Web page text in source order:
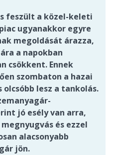
feszült a közel-keleti
ugyanakkor egyre
megoldását árazza,
a napokban
csökkent. Ennek
szombaton a hazai
lesz a tankolás.
jó esély van arra,
és ezzel
alacsonyabb
jön.